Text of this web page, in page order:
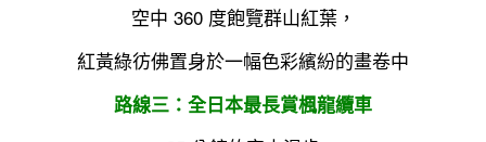
空中 360 度飽覽群山紅葉，
紅黃綠彷佛置身於一幅色彩繽紛的畫卷中
路線三：全日本最長賞楓龍纜車